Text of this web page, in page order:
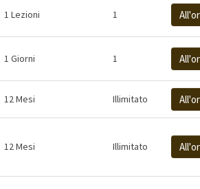
1 Lezioni 1
1 Giorni 1
12 Mesi Illimitato
12 Mesi Illimitato